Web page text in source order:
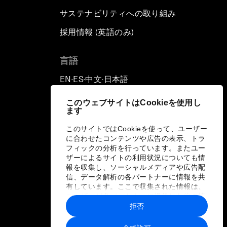
このウェブサイトはCookieを使用し
ます
このサイトではCookieを使って、ユーザー
に合わせたコンテンツや広告の表示、トラ
フィックの分析を行っています。またユー
ザーによるサイトの利用状況についても情
報を収集し、ソーシャルメディアや広告配
信、データ解析の各パートナーに情報を共
有しています。ここで収集された情報は、
ユーザーが各パートナーに提供した他の情
報や各パートナーのサービスを使用した際
に収集された情報と組み合わされ、各パー
トナーによって使用されることがありま
拒否
サステナビリティへの取り組み
採用情報 (英語のみ)
言語
EN ▪ ES▪中文▪ 日本語